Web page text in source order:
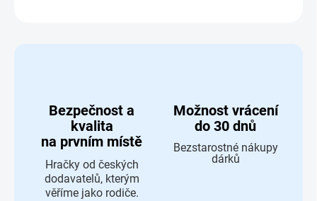
Bezpečnost a
kvalita
na prvním místě
Hračky od českých
dodavatelů, kterým
věříme jako rodiče.
Možnost vrácení
do 30 dnů
Bezstarostné nákupy
dárků